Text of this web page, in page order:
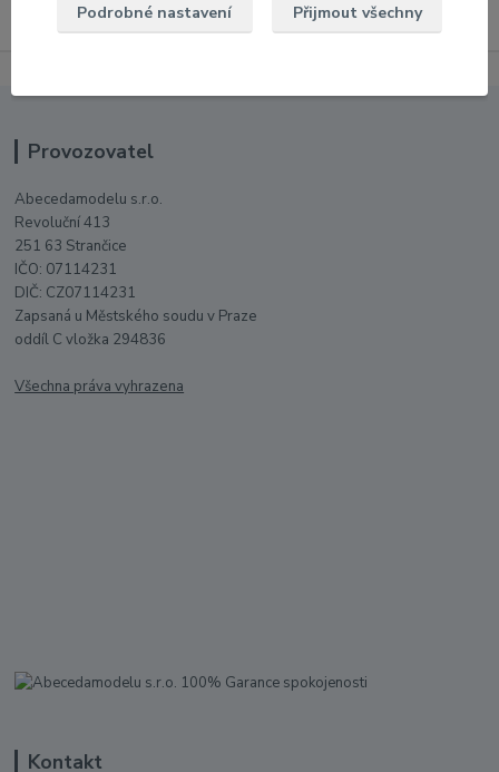
Provozovatel
Abecedamodelu s.r.o.
Revoluční 413
251 63 Strančice
IČO: 07114231
DIČ: CZ07114231
Zapsaná u Městského soudu v Praze
oddíl C vložka 294836
Všechna práva vyhrazena
Kontakt
Podrobné nastavení Přijmout všechny